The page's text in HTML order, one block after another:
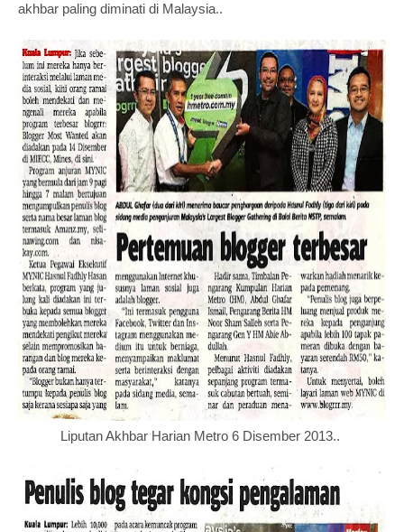
akhbar paling diminati di Malaysia..
Liputan Akhbar Harian Metro 6 Disember 2013..